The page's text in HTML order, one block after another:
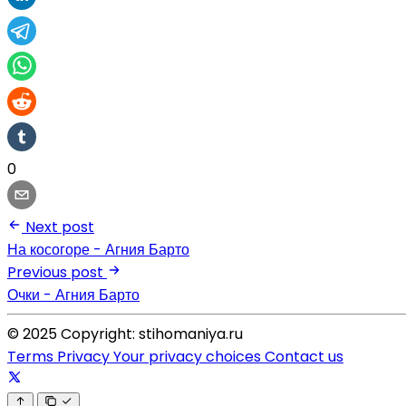
0
Next post
На косогоре - Агния Барто
Previous post
Очки - Агния Барто
© 2025 Copyright: stihomaniya.ru
Terms PrivacyYour privacy choicesContact us